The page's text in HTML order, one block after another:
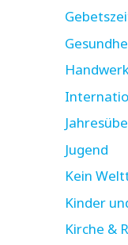
Jugend
Kein
Kinder
Kirche &